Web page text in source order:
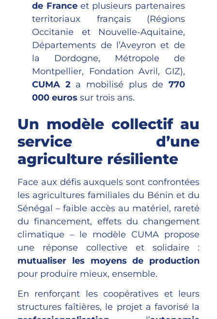
de Franceet plusieurs partenaires
territoriaux français (Régions
Occitanie et Nouvelle-Aquitaine,
Départements de l’Aveyron et de
la Dordogne, Métropole de
Montpellier, Fondation Avril, GIZ),
CUMA 2a mobilisé plus de 770
000 euros sur trois ans.
Un modèle collectif au
service d’une
agriculture résiliente
Face aux défis auxquels sont confrontées
les agricultures familiales du Bénin et du
Sénégal – faible accès au matériel, rareté
du financement, effets du changement
climatique – le modèle CUMA propose
une réponse collective et solidaire :
mutualiser les moyens de production
pour produire mieux, ensemble.
En renforçant les coopératives et leurs
structures faîtières, le projet a favorisé la